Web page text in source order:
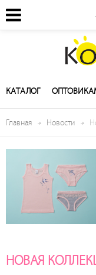
КАТАЛОГ
Главная Новости
НОВАЯ